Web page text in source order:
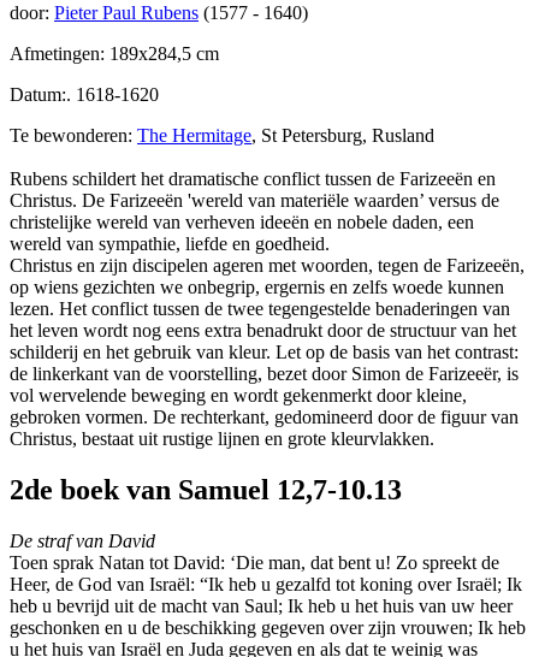
door: Pieter Paul Rubens (1577 - 1640)
Afmetingen: 189x284,5 cm
Datum:. 1618-1620
Te bewonderen: The Hermitage, St Petersburg, Rusland
Rubens schildert het dramatische conflict tussen de Farizeeën en
Christus. De Farizeeën 'wereld van materiële waarden’ versus de
christelijke wereld van verheven ideeën en nobele daden, een
wereld van sympathie, liefde en goedheid.
Christus en zijn discipelen ageren met woorden, tegen de Farizeeën,
op wiens gezichten we onbegrip, ergernis en zelfs woede kunnen
lezen. Het conflict tussen de twee tegengestelde benaderingen van
het leven wordt nog eens extra benadrukt door de structuur van het
schilderij en het gebruik van kleur. Let op de basis van het contrast:
de linkerkant van de voorstelling, bezet door Simon de Farizeeër, is
vol wervelende beweging en wordt gekenmerkt door kleine,
gebroken vormen. De rechterkant, gedomineerd door de figuur van
Christus, bestaat uit rustige lijnen en grote kleurvlakken.
2de boek van Samuel 12,7-10.13
De straf van David
Toen sprak Natan tot David: ‘Die man, dat bent u! Zo spreekt de
Heer, de God van Israël: “Ik heb u gezalfd tot koning over Israël; Ik
heb u bevrijd uit de macht van Saul; Ik heb u het huis van uw heer
geschonken en u de beschikking gegeven over zijn vrouwen; Ik heb
u het huis van Israël en Juda gegeven en als dat te weinig was